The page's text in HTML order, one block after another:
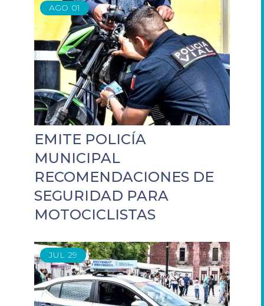
AGO 01
EMITE POLICÍA
MUNICIPAL
RECOMENDACIONES DE
SEGURIDAD PARA
MOTOCICLISTAS
JUL 29